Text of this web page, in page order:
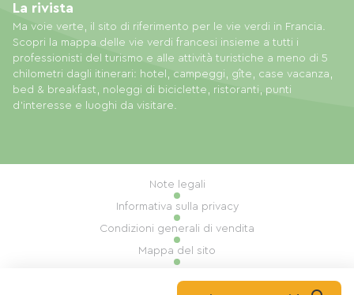
Ma voie verte, il sito di riferimento per le vie verdi in Francia.
Scopri la mappa delle vie verdi francesi insieme a tutti i
professionisti del turismo e alle attività turistiche a meno di 5
chilometri dagli itinerari: hotel, campeggi, gîte, case vacanza,
bed & breakfast, noleggi di biciclette, ristoranti, punti
d'interesse e luoghi da visitare.
La rivista
Note legali
Informativa sulla privacy
Condizioni generali di vendita
Mappa del sito